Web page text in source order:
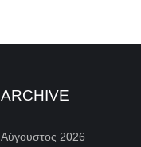
ARCHIVE
Αύγουστος 2026